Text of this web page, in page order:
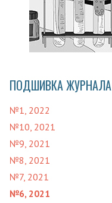
ПОДШИВКА ЖУРНАЛА
№1, 2022
№10, 2021
№9, 2021
№8, 2021
№7, 2021
№6, 2021